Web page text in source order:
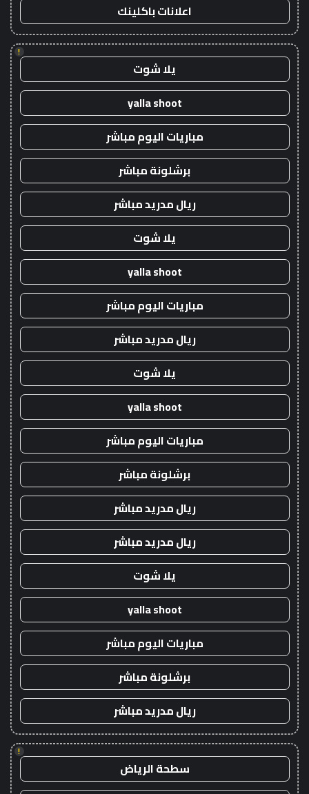
اعلانات باكلينك
!
يلا شوت
yalla shoot
مباريات اليوم مباشر
برشلونة مباشر
ريال مدريد مباشر
يلا شوت
yalla shoot
مباريات اليوم مباشر
ريال مدريد مباشر
يلا شوت
yalla shoot
مباريات اليوم مباشر
برشلونة مباشر
ريال مدريد مباشر
ريال مدريد مباشر
يلا شوت
yalla shoot
مباريات اليوم مباشر
برشلونة مباشر
ريال مدريد مباشر
!
سطحة الرياض